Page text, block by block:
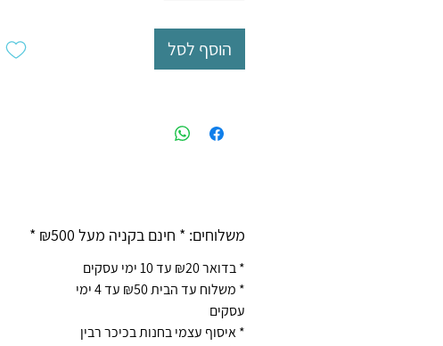
הוסף לסל
משלוחים: * חינם בקניה מעל ₪500 *
* בדואר ₪20 עד 10 ימי עסקים
* משלוח עד הבית ₪50 עד 4 ימי
עסקים
* איסוף עצמי בחנות בכיכר רבין